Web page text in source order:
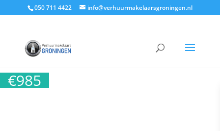
050 711 4422 info@verhuurmakelaarsgroningen.nl
€985